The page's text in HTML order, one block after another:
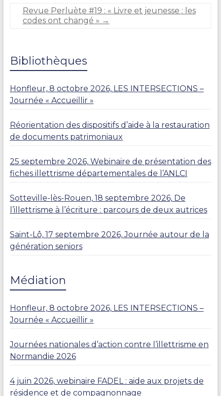
Revue Perluète #19 : « Livre et jeunesse : les
codes ont changé » →
Bibliothèques
Honfleur, 8 octobre 2026, LES INTERSECTIONS –
Journée « Accueillir »
Réorientation des dispositifs d’aide à la restauration
de documents patrimoniaux
25 septembre 2026, Webinaire de présentation des
fiches illettrisme départementales de l’ANLCI
Sotteville-lès-Rouen, 18 septembre 2026, De
l’illettrisme à l’écriture : parcours de deux autrices
Saint-Lô, 17 septembre 2026, Journée autour de la
génération seniors
Médiation
Honfleur, 8 octobre 2026, LES INTERSECTIONS –
Journée « Accueillir »
Journées nationales d’action contre l’illettrisme en
Normandie 2026
4 juin 2026, webinaire FADEL : aide aux projets de
résidence et de compagnonnage